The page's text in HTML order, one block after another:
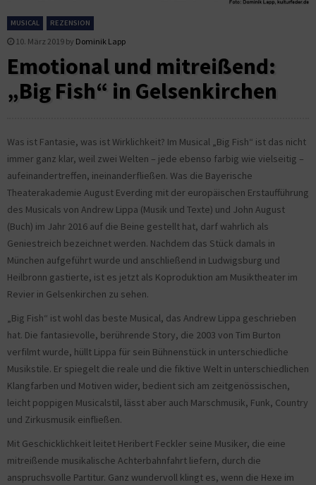
MUSICAL REZENSION
10. März 2019 by Dominik Lapp
Emotional und mitreißend:
„Big Fish“ in Gelsenkirchen
Was ist Fantasie, was ist Wirklichkeit? Im Musical „Big Fish“ ist das nicht
immer ganz klar, weil zwei Welten – jede ebenso farbig wie vielseitig –
aufeinandertreffen, ineinanderfließen. Was die Bayerische
Theaterakademie August Everding mit der europäischen Erstaufführung
des Musicals von Andrew Lippa (Musik und Texte) und John August
(Buch) im Jahr 2016 auf die Beine gestellt hat, darf wahrlich als
Geniestreich bezeichnet werden. Nachdem das Stück damals in
München aufgeführt wurde und anschließend in Ludwigsburg und
Heilbronn gastierte, ist es jetzt als Koproduktion am Musiktheater im
Revier in Gelsenkirchen zu sehen.
„Big Fish“ ist wohl das beste Musical, das Andrew Lippa geschrieben
hat. Die fantasievolle, berührende Story, die 2003 von Tim Burton
verfilmt wurde, hüllt Lippa für sein Bühnenstück in unterschiedliche
Musikstile. Er spiegelt die reale und die fiktive Welt in unterschiedlichen
Klangfarben und Motiven wider, bedient sich am zeitgenössischen,
leicht poppigen Musicalstil, lässt aber auch Marschmusik, Funk, Country
und Zirkusmusik einfließen.
Mit Geschicklichkeit leitet Heribert Feckler seine Musiker, die eine
mitreißende musikalische Achterbahnfahrt liefern, durch die
anspruchsvolle Partitur. Ganz wundervoll klingt es, wenn die Hexe im